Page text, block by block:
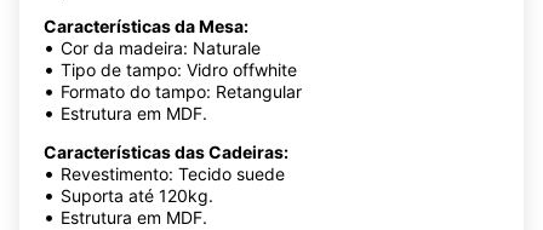
Características da Mesa:
• Cor da madeira: Naturale
• Tipo de tampo: Vidro offwhite
• Formato do tampo: Retangular
• Estrutura em MDF.
Características das Cadeiras:
• Revestimento: Tecido suede
• Suporta até 120kg.
• Estrutura em MDF.